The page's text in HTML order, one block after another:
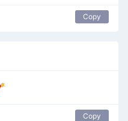
Copy
Copy